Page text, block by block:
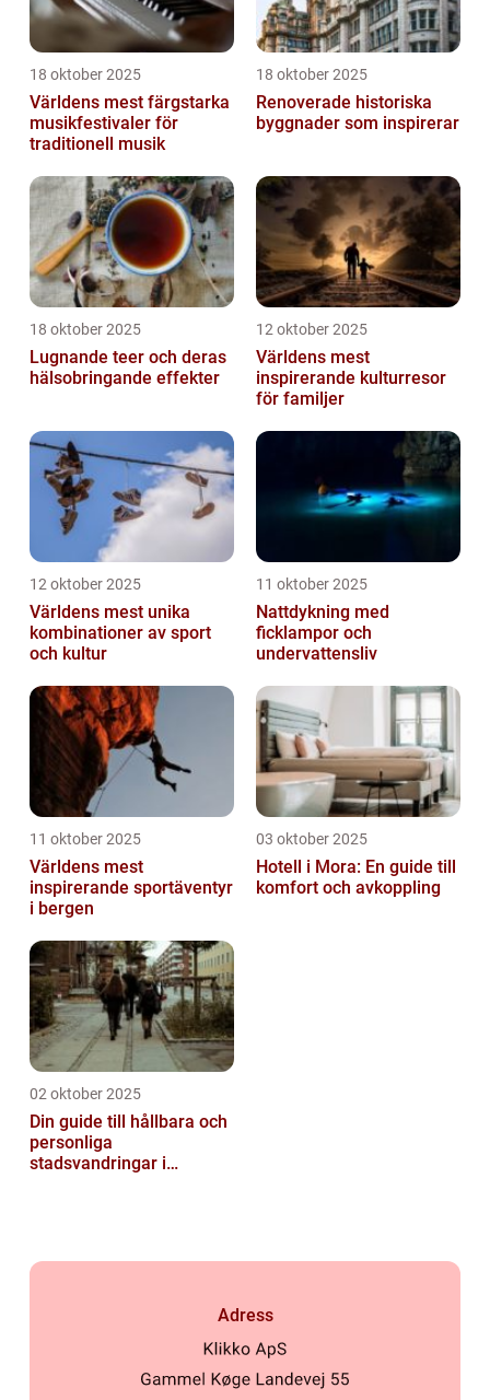
18 oktober 2025
Världens mest färgstarka
musikfestivaler för
traditionell musik
18 oktober 2025
Renoverade historiska
byggnader som inspirerar
18 oktober 2025
Lugnande teer och deras
hälsobringande effekter
12 oktober 2025
Världens mest
inspirerande kulturresor
för familjer
12 oktober 2025
Världens mest unika
kombinationer av sport
och kultur
11 oktober 2025
Nattdykning med
ficklampor och
undervattensliv
11 oktober 2025
Världens mest
inspirerande sportäventyr
i bergen
03 oktober 2025
Hotell i Mora: En guide till
komfort och avkoppling
02 oktober 2025
Din guide till hållbara och
personliga
stadsvandringar i
Adress